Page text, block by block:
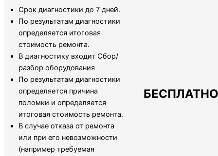
Срок диагностики до 7 дней.
По результатам диагностики
определяется итоговая
стоимость ремонта.
В диагностику входит Сбор/
разбор оборудования
По результатам диагностики
определяется причина
поломки и определяется
итоговая стоимость ремонта.
В случае отказа от ремонта
или при его невозможности
(например требуемая
БЕСПЛАТНО